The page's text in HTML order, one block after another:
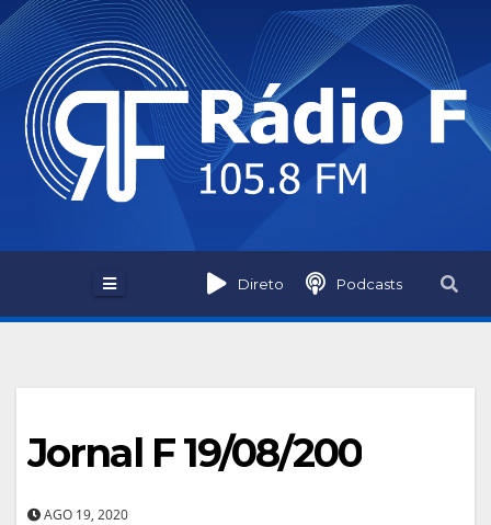
Skip
to
content
Direto Podcasts
Jornal F 19/08/200
AGO 19, 2020